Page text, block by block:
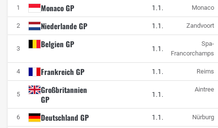
1 Monaco GP 1.1. Monaco
2 Niederlande GP 1.1. Zandvoort
3 Belgien GP 1.1.
Spa-
Francorchamps
4 Frankreich GP 1.1. Reims
5
Großbritannien
GP
1.1.
Aintree
6 Deutschland GP 1.1. Nürburg